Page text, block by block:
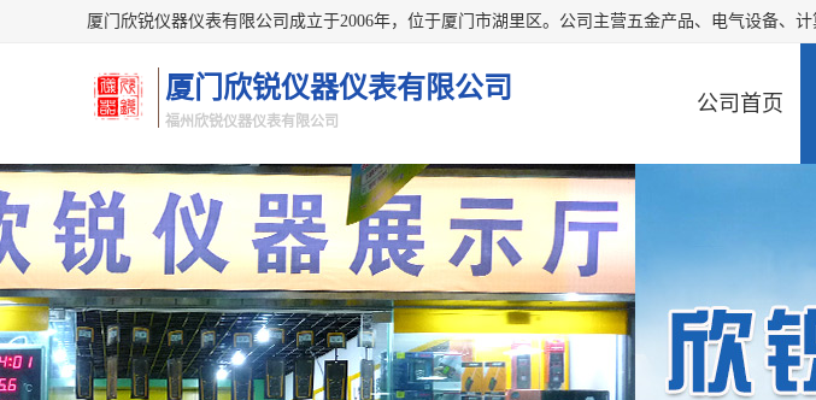
厦门欣锐仪器仪表有限公司
福州欣锐仪器仪表有限公司
公司首页